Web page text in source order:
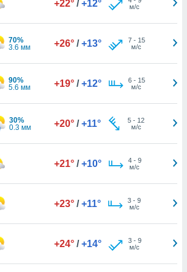
+22° / +12°
м/с
70%
3.6 мм
+26° / +13° 7- 15
м/с
90%
5.6 мм
+19° / +12° 6- 15
м/с
30%
0.3 мм
+20° / +11° 5 - 12
м/с
+21° / +10° 4- 9
м/с
+23° / +11° 3 -9
м/с
+24° / +14° 3- 9
м/с